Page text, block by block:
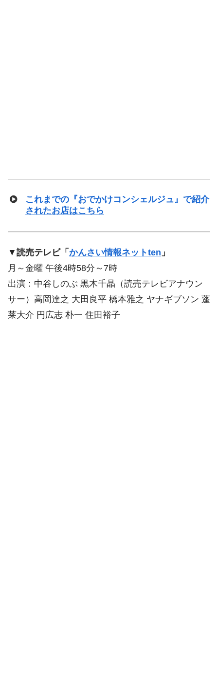
これまでの『おでかけコンシェルジュ』で紹介
されたお店はこちら
▼ 読売テレビ「 かんさい情報ネットten 」
月～金曜 午後4時58分～7時
出演：中谷しのぶ 黒木千晶（読売テレビアナウン
サー）高岡達之 大田良平 橋本雅之 ヤナギブソン 蓬
莱大介 円広志 朴一 住田裕子